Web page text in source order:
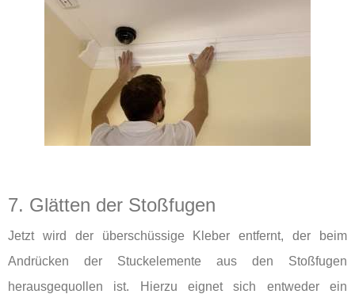
7. Glätten der Stoßfugen
Jetzt wird der überschüssige Kleber entfernt, der beim
Andrücken der Stuckelemente aus den Stoßfugen
herausgequollen ist. Hierzu eignet sich entweder ein